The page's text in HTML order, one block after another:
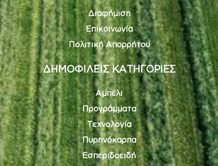
Διαφήμιση
Επικοινωνία
Πολιτική Απορρήτου
ΔΗΜΟΦΙΛΕΙΣ ΚΑΤΗΓΟΡΙΕΣ
Αμπέλι
Προγράμματα
Τεχνολογία
Πυρηνόκαρπα
Εσπεριδοειδή